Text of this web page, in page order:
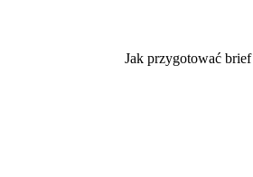
Jak przygotować brief